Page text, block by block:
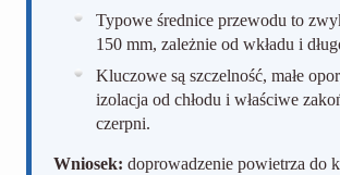
Typowe średnice przewodu to
150 mm, zależnie od wkładu i
Kluczowe są szczelność, małe
izolacja od chłodu i właściwe
czerpni.
Wniosek: doprowadzenie powietrza do